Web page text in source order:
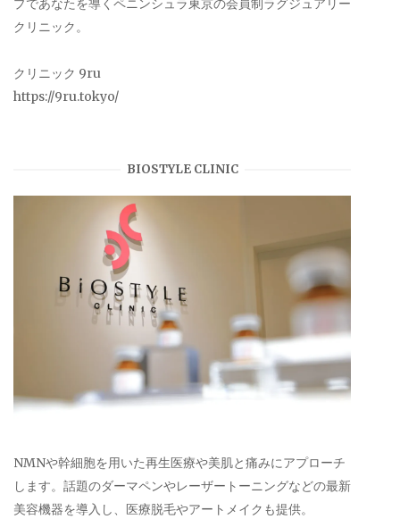
プであなたを導くペニンシュラ東京の会員制ラグジュアリー
クリニック。
クリニック 9ru
https://9ru.tokyo/
BIOSTYLE CLINIC
NMNや幹細胞を用いた再生医療や美肌と痛みにアプローチ
します。話題のダーマペンやレーザートーニングなどの最新
美容機器を導入し、医療脱毛やアートメイクも提供。